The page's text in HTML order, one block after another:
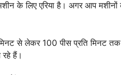
के लिए एरिया है। अगर आप मशीनों
से लेकर 100 पीस प्रति मिनट
हैं।